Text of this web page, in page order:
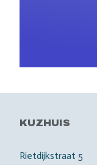
KUZHUIS
Rietdijkstraat 5